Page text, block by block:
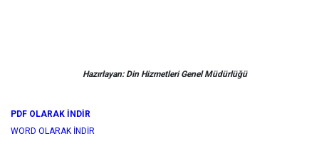
Hazırlayan: Din Hizmetleri Genel Müdürlüğü
PDF OLARAK İNDİR
WORD OLARAK İNDİR